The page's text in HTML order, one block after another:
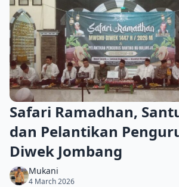
Safari Ramadhan,
dan Pelantikan
Diwek Jombang
Mukani
4 March 2026